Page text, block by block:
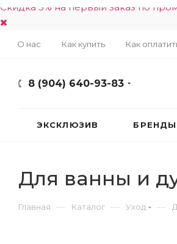
Скидка 5% на первый заказ по
О нас Как купить Как
8 (904) 640-93-83
ЭКСКЛЮЗИВ БРЕНДЫ
Для ванны и
Главная — Каталог — Уход —